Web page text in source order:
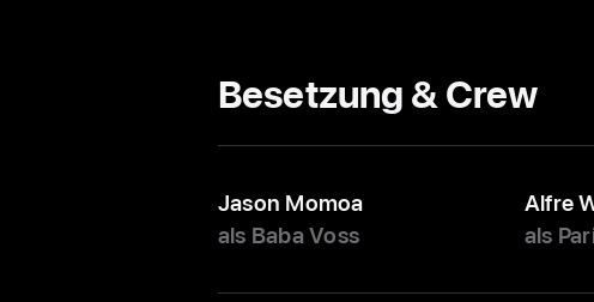
Besetzung & Crew
Jason Momoa
als Baba Voss
Alfre
als